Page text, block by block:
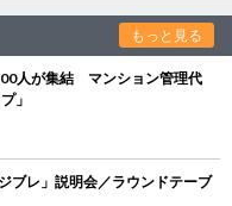
もっと見る
人が集結 マンション管理代
」
レ」説明会／ラウンドテーブ